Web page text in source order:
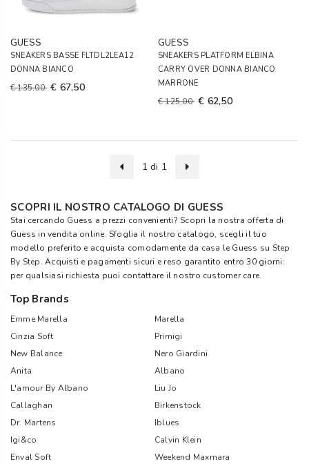
GUESS
SNEAKERS BASSE FLTDL2LEA12
DONNA BIANCO
€ 135,00 € 67,50
GUESS
SNEAKERS PLATFORM ELBINA
CARRY OVER DONNA BIANCO
MARRONE
€ 125,00 € 62,50
1 di 1
SCOPRI IL NOSTRO CATALOGO DI GUESS
Stai cercando Guess a prezzi convenienti? Scopri la nostra offerta di
Guess in vendita online. Sfoglia il nostro catalogo, scegli il tuo
modello preferito e acquista comodamente da casa le Guess su Step
By Step. Acquisti e pagamenti sicuri e reso garantito entro 30 giorni:
per qualsiasi richiesta puoi contattare il nostro customer care.
Top Brands
Emme Marella
Marella
Cinzia Soft
Primigi
New Balance
Nero Giardini
Anita
Albano
L'amour By Albano
Liu Jo
Callaghan
Birkenstock
Dr. Martens
Iblues
Igi&co
Calvin Klein
Enval Soft
Weekend Maxmara